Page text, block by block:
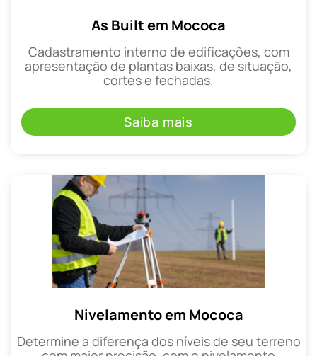
As Built em Mococa
Cadastramento interno de edificações, com
apresentação de plantas baixas, de situação,
cortes e fechadas.
Saiba mais
Nivelamento em Mococa
Determine a diferença dos níveis de seu terreno